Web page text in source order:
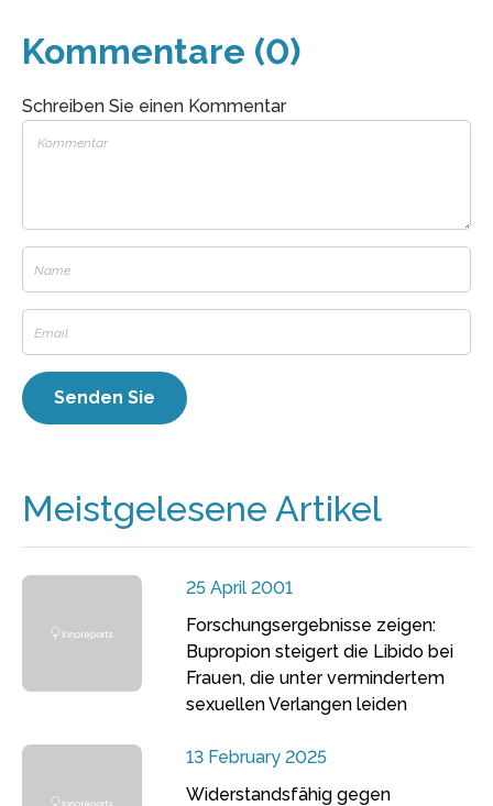
Kommentare (0)
Schreiben Sie einen Kommentar
Meistgelesene Artikel
25 April 2001
Forschungsergebnisse zeigen:
Bupropion steigert die Libido bei
Frauen, die unter vermindertem
sexuellen Verlangen leiden
13 February 2025
Widerstandsfähig gegen